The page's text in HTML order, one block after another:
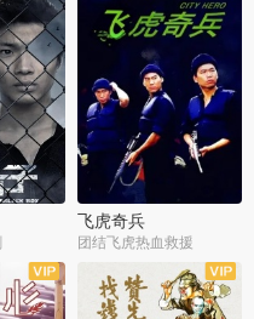
飞虎奇兵
团结飞虎热血救援